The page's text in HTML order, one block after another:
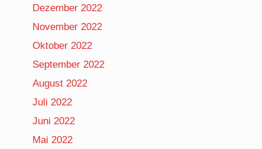
Dezember 2022
November 2022
Oktober 2022
September 2022
August 2022
Juli 2022
Juni 2022
Mai 2022